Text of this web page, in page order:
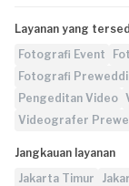
Layanan yang
Fotografi Event
Fotografi
Pengeditan Video
Videografer
Jangkauan layanan
Jakarta Timur